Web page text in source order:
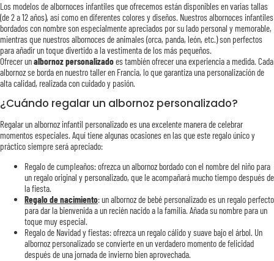
Los modelos de albornoces infantiles que ofrecemos están disponibles en varias tallas
(de 2 a 12 años), así como en diferentes colores y diseños. Nuestros albornoces infantiles
bordados con nombre son especialmente apreciados por su lado personal y memorable,
mientras que nuestros albornoces de animales (orca, panda, león, etc.) son perfectos
para añadir un toque divertido a la vestimenta de los más pequeños.
Ofrecer unalbornoz personalizadoes también ofrecer una experiencia a medida. Cada
albornoz se borda en nuestro taller en Francia, lo que garantiza una personalización de
alta calidad, realizada con cuidado y pasión.
¿Cuándo regalar un albornoz personalizado?
Regalar un albornoz infantil personalizado es una excelente manera de celebrar
momentos especiales. Aquí tiene algunas ocasiones en las que este regalo único y
práctico siempre será apreciado:
Regalo de cumpleaños: ofrezca un albornoz bordado con el nombre del niño para
un regalo original y personalizado, que le acompañará mucho tiempo después de
la fiesta.
Regalo de nacimiento: un albornoz de bebé personalizado es un regalo perfecto
para dar la bienvenida a un recién nacido a la familia. Añada su nombre para un
toque muy especial.
Regalo de Navidad y fiestas: ofrezca un regalo cálido y suave bajo el árbol. Un
albornoz personalizado se convierte en un verdadero momento de felicidad
después de una jornada de invierno bien aprovechada.